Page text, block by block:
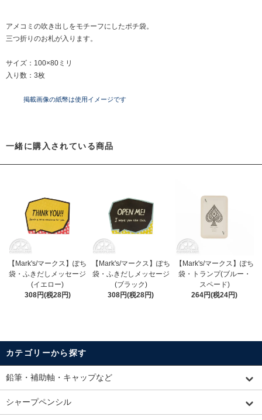
アメコミの吹き出しをモチーフにしたポチ袋。
三つ折りのお札が入ります。
サイズ：100×80ミリ
入り数：3枚
掲載画像の紙幣は使用イメージです
一緒に購入されている商品
【Mark's/マークス】ぽち
袋・ふきだしメッセージ
(イエロー)
308円(税28円)
【Mark's/マークス】ぽち
袋・ふきだしメッセージ
(ブラック)
308円(税28円)
【Mark's/マークス】ぽち
袋・トランプ(ブルー・
スペード)
264円(税24円)
カテゴリーから探す
鉛筆・補助軸・キャップなど
シャープペンシル